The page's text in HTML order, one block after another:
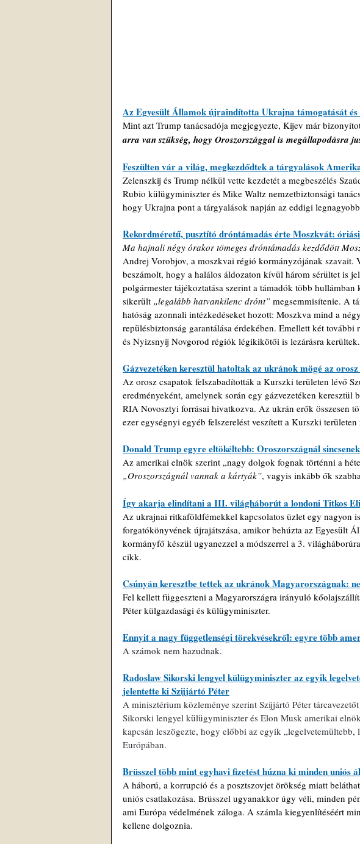
Az Egyesült Államok újraindította Ukrajna támogatását
Mint azt Trump tanácsadója megjegyezte, Kijev már
arra van szükség, hogy Oroszországgal is megállapodásra
Feszülten vár a világ, megkezdődtek a tárgyalások
Zelenszkij és Trump nélkül vette kezdetét a megbeszélés
Rubio külügyminiszter és Mike Waltz nemzetbiztonsági
hogy Ukrajna pont a tárgyalások napján az eddigi
Rekordméretű, pusztító dróntámadás érte Moszkvát:
Ma hajnali négy órakor tömeges dróntámadás kezdődött
Andrej Vorobjov, a moszkvai régió kormányzójának szavait.
beszámolt, hogy a halálos áldozaton kívül három sérültet is
polgármester tájékoztatása szerint a támadók több
sikerült „legalább hatvankilenc drónt” megsemmisítenie. A
hatóság azonnali intézkedéseket hozott: Moszkva mind a
repülésbiztonság garantálása érdekében. Emellett két
és Nyizsnyij Novgorod régiók légikikötői is lezárásra kerültek.
Gázvezetéken keresztül hatoltak az ukránok mögé az
Az orosz csapatok felszabadították a Kurszki területen lévő
eredményeként, amelynek során egy gázvezetéken keresztül
RIA Novosztyi forrásai hivatkozva. Az ukrán erők összesen
ezer egységnyi egyéb felszerelést veszített a Kurszki
Donald Trump egyre eltökéltebb: Oroszországnál
Az amerikai elnök szerint „nagy dolgok fognak történni a
„Oroszországnál vannak a kártyák”, vagyis inkább ők
Így akarja elindítani a III. világháborút a londoni Titkos
Az ukrajnai ritkaföldfémekkel kapcsolatos üzlet egy nagyon
forgatókönyvének újrajátszása, amikor behúzta az Egyesült
kormányfő készül ugyanezzel a módszerrel a 3.
cikk.
Csúnyán keresztbe tettek az ukránok Magyarországnak:
Fel kellett függeszteni a Magyarországra irányuló
Péter külgazdasági és külügyminiszter.
Ennyit a nagy függetlenségi törekvésekről: egyre több
A számok nem hazudnak.
Radoslaw Sikorski lengyel külügyminiszter az egyik
jelentette ki Szijjártó Péter
A minisztérium közleménye szerint Szijjártó Péter
Sikorski lengyel külügyminiszter és Elon Musk amerikai
kapcsán leszögezte, hogy előbbi az egyik
Európában.
Brüsszel több mint egyhavi fizetést húzna ki minden uniós
A háború, a korrupció és a posztszovjet örökség miatt
uniós csatlakozása. Brüsszel ugyanakkor úgy véli, minden
ami Európa védelmének záloga. A számla kiegyenlítéséért
kellene dolgoznia.